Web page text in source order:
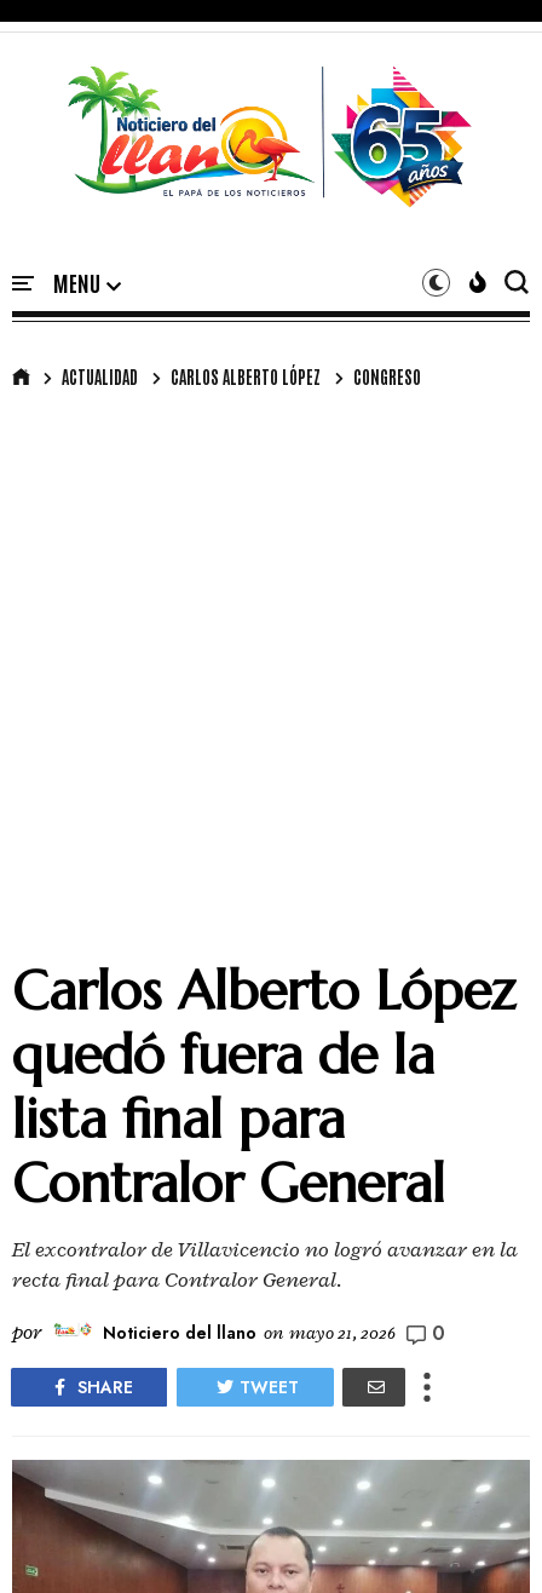
ACTUALIDAD CARLOS ALBERTO LÓPEZ CONGRESO
Carlos Alberto López
quedó fuera de la
lista final para
Contralor General
El excontralor de Villavicencio no logró avanzar en la
recta final para Contralor General.
por Noticiero del llano on mayo 21, 2026 0
SHARE TWEET